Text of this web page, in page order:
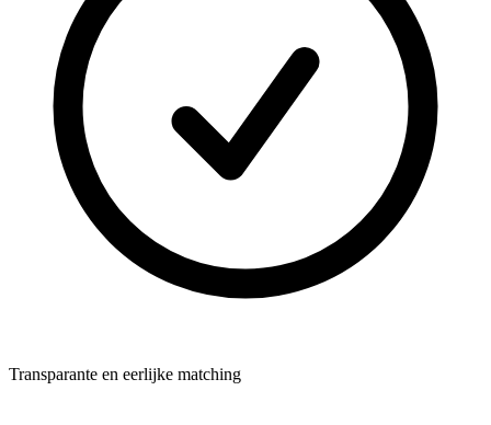
Transparante en eerlijke matching